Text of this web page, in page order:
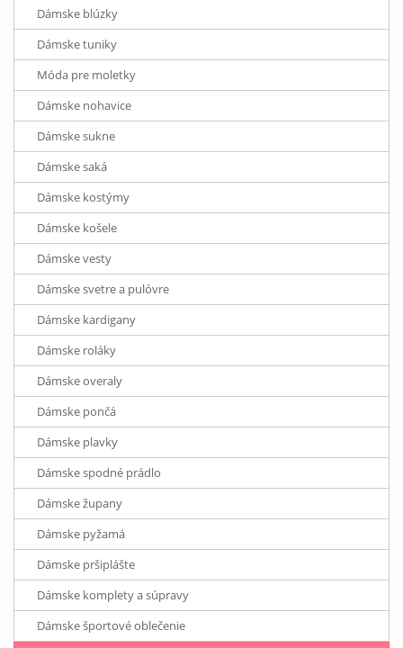
Dámske blúzky
Dámske tuniky
Móda pre moletky
Dámske nohavice
Dámske sukne
Dámske saká
Dámske kostýmy
Dámske košele
Dámske vesty
Dámske svetre a pulóvre
Dámske kardigany
Dámske roláky
Dámske overaly
Dámske pončá
Dámske plavky
Dámske spodné prádlo
Dámske župany
Dámske pyžamá
Dámske pršiplášte
Dámske komplety a súpravy
Dámske športové oblečenie